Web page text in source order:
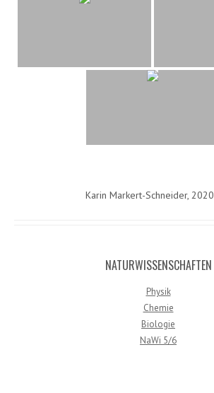
Karin Markert-Schneider, 2020
NATURWISSENSCHAFTEN
Physik
Chemie
Biologie
NaWi 5/6